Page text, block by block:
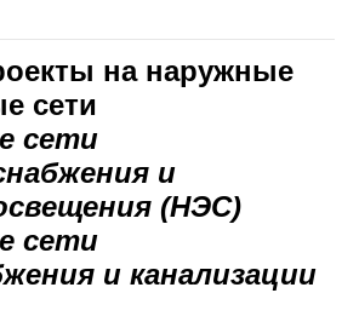
на наружные
сети
сети
и
(НЭС)
сети
и канализации